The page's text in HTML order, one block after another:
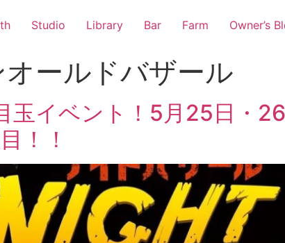
Studio Library Bar Farm Owner’s
ールドバザール
玉イベント！5月25日・
！！